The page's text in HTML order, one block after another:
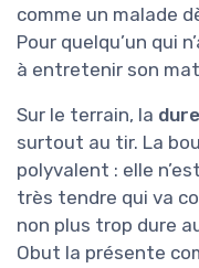
comme un malade
Pour quelqu’un qui
à entretenir son
Sur le terrain, la
surtout au tir. La
polyvalent : elle
très tendre qui va
non plus trop dure
Obut la présente